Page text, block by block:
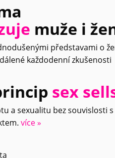
muže i
představami o
každodenní zkušenosti
sex
a sexualitu bez souvislosti s
více »